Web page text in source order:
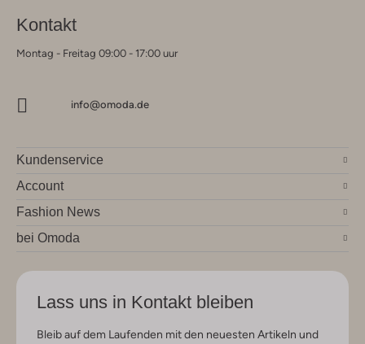
Kontakt
Montag - Freitag 09:00 - 17:00 uur
info@omoda.de
Kundenservice
Account
Fashion News
bei Omoda
Lass uns in Kontakt bleiben
Bleib auf dem Laufenden mit den neuesten Artikeln und